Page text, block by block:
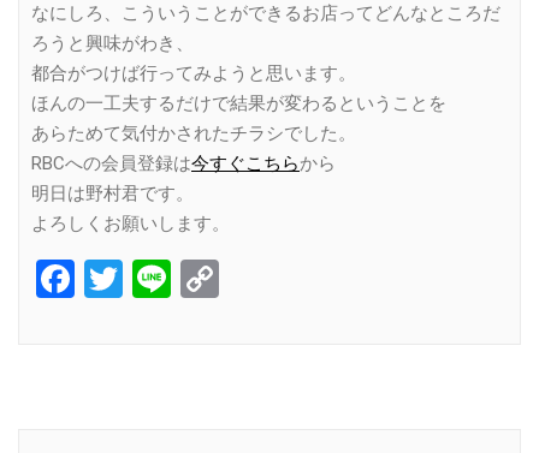
なにしろ、こういうことができるお店ってどんなところだ
ろうと興味がわき、
都合がつけば行ってみようと思います。
ほんの一工夫するだけで結果が変わるということを
あらためて気付かされたチラシでした。
RBCへの会員登録は今すぐこちらから
明日は野村君です。
よろしくお願いします。
Facebook
Twitter
Line